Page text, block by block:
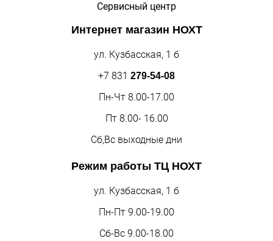
Сервисный центр
Интернет магазин НОХТ
ул. Кузбасская, 1 б
+7 831 279-54-08
Пн-Чт 8.00-17.00
Пт 8.00- 16.00
Сб,Вс выходные дни
Режим работы ТЦ НОХТ
ул. Кузбасская, 1 б
Пн-Пт 9.00-19.00
Сб-Вс 9.00-18.00